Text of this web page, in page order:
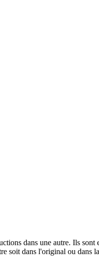
dans une autre. Ils sont
soit dans l'original ou